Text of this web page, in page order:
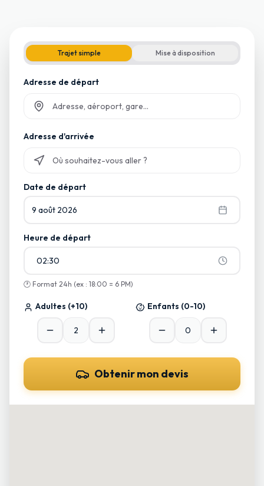
Trajet simple Mise à disposition
Adresse de départ
Adresse d'arrivée
Date de départ
9 août 2026
Heure de départ
02:30
🕐 Format 24h (ex : 18:00 = 6 PM)
Adultes (+10) Enfants (0-10)
Obtenir mon devis